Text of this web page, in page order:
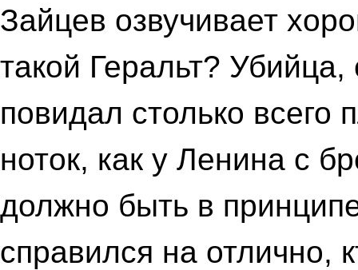
Зайцев озвучивает
такой Геральт?
повидал столько всего
ноток, как у Ленина с
должно быть в
справился на отлично,